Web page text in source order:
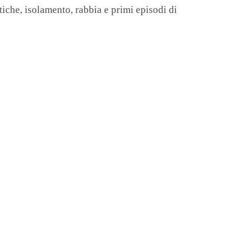
isolamento, rabbia e primi episodi di